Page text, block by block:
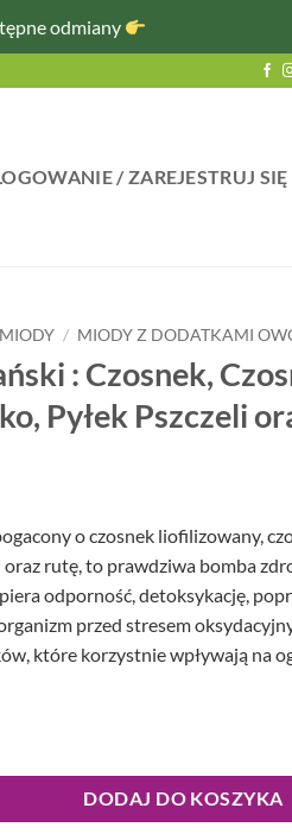
odmiany
/ ZAREJESTRUJ SIĘ
MIODY / MIODY Z DODATKAMI
: Czosnek,
Pyłek Pszczeli
o czosnek liofilizowany,
oraz rutę, to prawdziwa bomba
odporność, detoksykację,
przed stresem
które korzystnie wpływają na
DODAJ DO KOSZYKA